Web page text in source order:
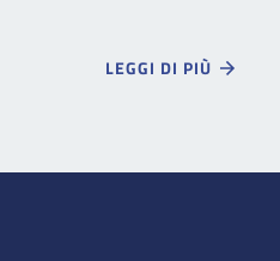
LEGGI DI PIÙ